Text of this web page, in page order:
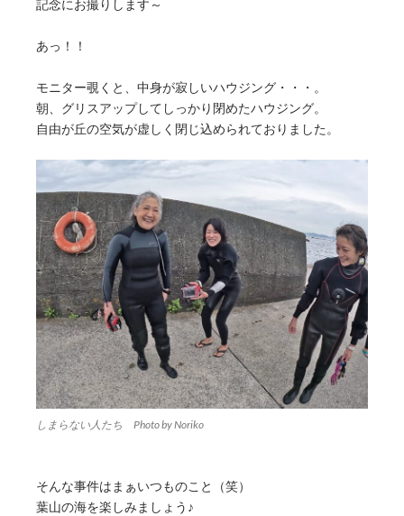
記念にお撮りします～
あっ！！
モニター覗くと、中身が寂しいハウジング・・・。
朝、グリスアップしてしっかり閉めたハウジング。
自由が丘の空気が虚しく閉じ込められておりました。
しまらない人たち Photo by Noriko
そんな事件はまぁいつものこと（笑）
葉山の海を楽しみましょう♪